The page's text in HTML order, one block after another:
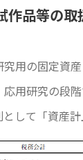
作品等の取
用の固定資
用研究の段
して「資産計